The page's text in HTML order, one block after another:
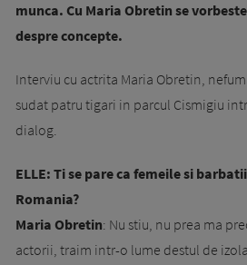
munca. Cu Maria Obretin se
despre concepte.
Interviu cu actrita Maria Obretin,
sudat patru tigari in parcul Cismigiu
dialog.
ELLE: Ti se pare ca femeile si
Romania?
Maria Obretin: Nu stiu, nu prea ma
actorii, traim intr-o lume destul de